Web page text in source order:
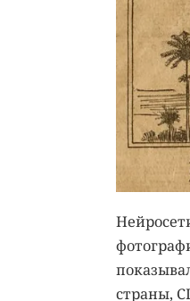
страны,